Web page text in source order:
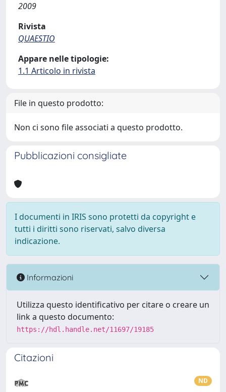
2009
Rivista
QUAESTIO
Appare nelle tipologie:
1.1 Articolo in rivista
File in questo prodotto:
Non ci sono file associati a questo prodotto.
Pubblicazioni consigliate
I documenti in IRIS sono protetti da copyright e
tutti i diritti sono riservati, salvo diversa
indicazione.
Informazioni
Utilizza questo identificativo per citare o creare un
link a questo documento:
https://hdl.handle.net/11697/19185
Citazioni
ND